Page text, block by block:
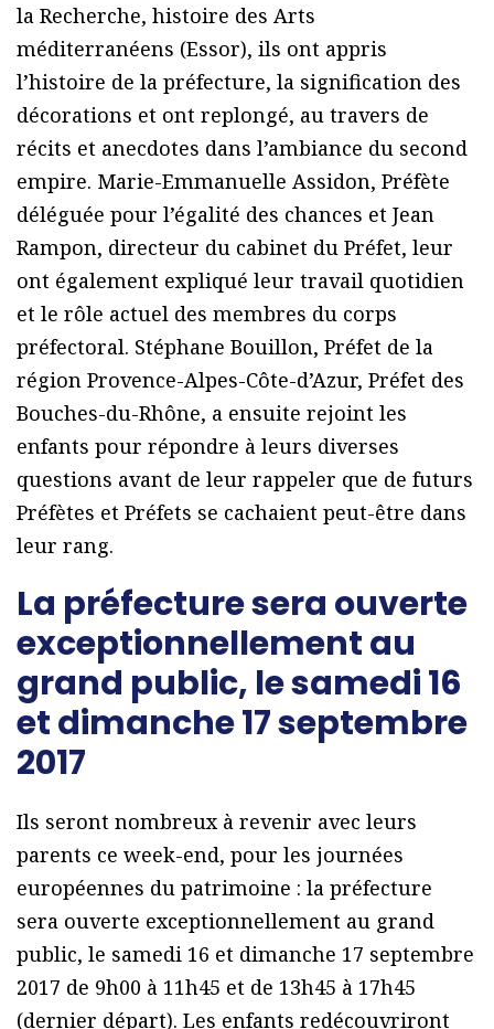
la Recherche, histoire des Arts
méditerranéens (Essor), ils ont appris
l’histoire de la préfecture, la signification des
décorations et ont replongé, au travers de
récits et anecdotes dans l’ambiance du second
empire. Marie-Emmanuelle Assidon, Préfète
déléguée pour l’égalité des chances et Jean
Rampon, directeur du cabinet du Préfet, leur
ont également expliqué leur travail quotidien
et le rôle actuel des membres du corps
préfectoral. Stéphane Bouillon, Préfet de la
région Provence-Alpes-Côte-d’Azur, Préfet des
Bouches-du-Rhône, a ensuite rejoint les
enfants pour répondre à leurs diverses
questions avant de leur rappeler que de futurs
Préfètes et Préfets se cachaient peut-être dans
leur rang.
La préfecture sera ouverte
exceptionnellement au
grand public, le samedi 16
et dimanche 17 septembre
2017
Ils seront nombreux à revenir avec leurs
parents ce week-end, pour les journées
européennes du patrimoine : la préfecture
sera ouverte exceptionnellement au grand
public, le samedi 16 et dimanche 17 septembre
2017 de 9h00 à 11h45 et de 13h45 à 17h45
(dernier départ). Les enfants redécouvriront